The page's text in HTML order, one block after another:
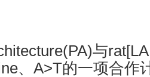
与
、A>T的一项合作